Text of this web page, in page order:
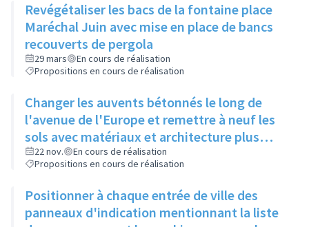
Revégétaliser les bacs de la fontaine place
Maréchal Juin avec mise en place de bancs
recouverts de pergola
29 mars
En cours de réalisation
Propositions en cours de réalisation
Changer les auvents bétonnés le long de
l'avenue de l'Europe et remettre à neuf les
sols avec matériaux et architecture plus
attractifs
22 nov.
En cours de réalisation
Propositions en cours de réalisation
Positionner à chaque entrée de ville des
panneaux d'indication mentionnant la liste